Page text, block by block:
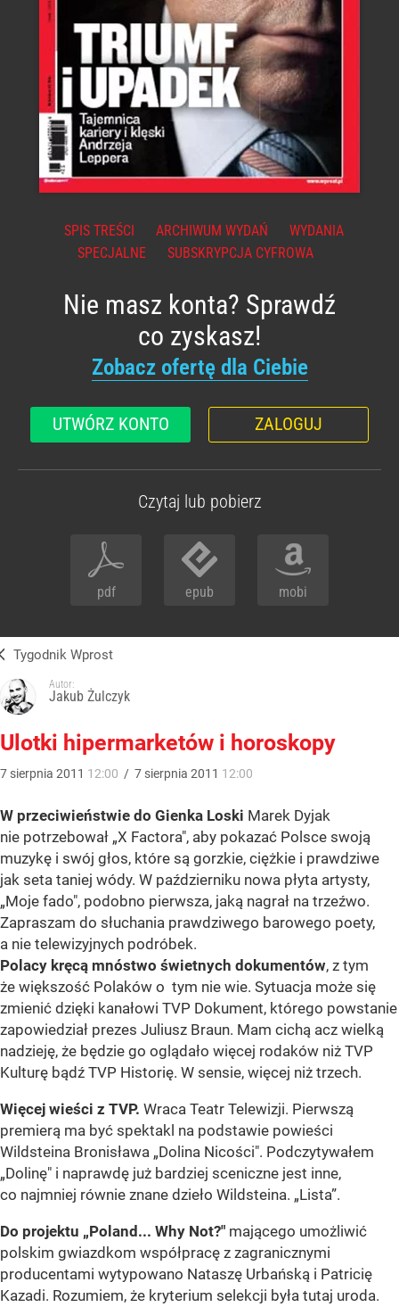
SPIS TREŚCI ARCHIWUM WYDAŃ
WYDANIA
SPECJALNE
SUBSKRYPCJA CYFROWA
Nie masz konta? Sprawdź
co zyskasz!
Zobacz ofertę dla Ciebie
UTWÓRZ KONTO ZALOGUJ
Czytaj lub pobierz
pdf epub mobi
Tygodnik Wprost
Autor:
Jakub Żulczyk
Ulotki hipermarketów i horoskopy
7 sierpnia 2011 12:00 / 7 sierpnia 2011 12:00
W przeciwieństwie do Gienka Loski Marek Dyjak
nie potrzebował „X Factora", aby pokazać Polsce swoją
muzykę i swój głos, które są gorzkie, ciężkie i prawdziwe
jak seta taniej wódy. W październiku nowa płyta artysty,
„Moje fado", podobno pierwsza, jaką nagrał na trzeźwo.
Zapraszam do słuchania prawdziwego barowego poety,
a nie telewizyjnych podróbek.
Polacy kręcą mnóstwo świetnych dokumentów, z tym
że większość Polaków o tym nie wie. Sytuacja może się
zmienić dzięki kanałowi TVP Dokument, którego powstanie
zapowiedział prezes Juliusz Braun. Mam cichą acz wielką
nadzieję, że będzie go oglądało więcej rodaków niż TVP
Kulturę bądź TVP Historię. W sensie, więcej niż trzech.
Więcej wieści z TVP. Wraca Teatr Telewizji. Pierwszą
premierą ma być spektakl na podstawie powieści
Wildsteina Bronisława „Dolina Nicości". Podczytywałem
„Dolinę" i naprawdę już bardziej sceniczne jest inne,
co najmniej równie znane dzieło Wildsteina. „Lista”.
Do projektu „Poland... Why Not?" mającego umożliwić
polskim gwiazdkom współpracę z zagranicznymi
producentami wytypowano Nataszę Urbańską i Patricię
Kazadi. Rozumiem, że kryterium selekcji była tutaj uroda.